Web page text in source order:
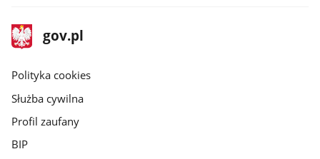
stopka
gov.pl
Strona
gov.pl
gov.pl
Polityka cookies
Służba cywilna
Profil zaufany
BIP